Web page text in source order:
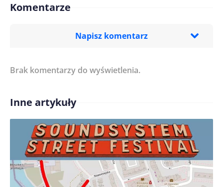
Komentarze
Napisz komentarz
Treść komentarza*
Imię/ Nick*
Brak komentarzy do wyświetlenia.
Inne artykuły